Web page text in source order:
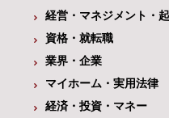
経営・マネジメント・
資格・就転職
業界・企業
マイホーム・実用法律
経済・投資・マネー